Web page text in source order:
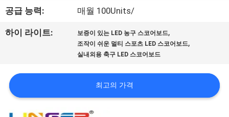
장
여
품
공급 능력: 매월 100Units/
하이 라이트: 보증이 있는 LED 농구 스코어보드,
조작이 쉬운 멀티 스포츠 LED 스코어보드,
실내외용 축구 LED 스코어보드
최고의 가격